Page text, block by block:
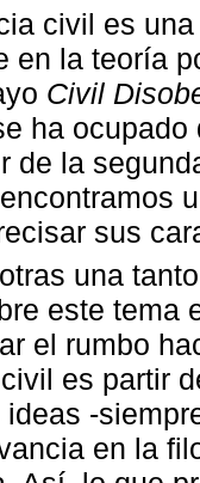
civil es
en la teoría
Civil
ha
de la
sus
una
este tema
el rumbo
es partir
-
en la